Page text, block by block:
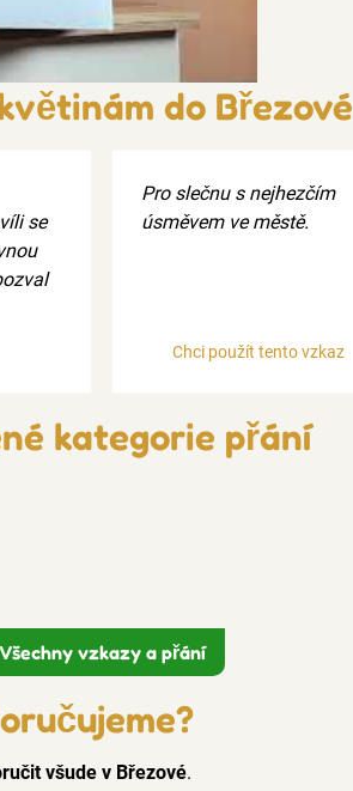
do Březové
se
Pro slečnu s nejhezčím
úsměvem ve městě.
Chci použít tento vzkaz
kategorie přání
Všechny vzkazy a přání
všude v Březové.